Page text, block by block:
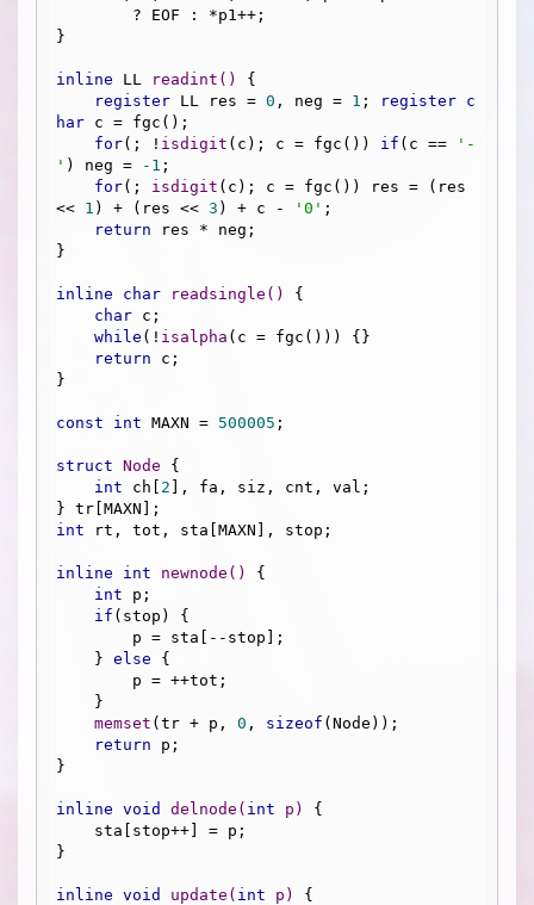
}
inline LL readint ()
{
register LL res = 0 , neg = 1 ; register c
har c = fgc();
for(; ! isdigit (c); c = fgc()) if (c ==
'-
' ) neg = -1 ;
for(; isdigit (c); c = fgc()) res = (res
<< 1 ) + (res << 3 ) + c - '0' ;
return res * neg;
}
inline char readsingle ()
{
char c;
while (! isalpha (c = fgc())) {}
return c;
}
const int MAXN = 500005 ;
struct Node {
int ch[ 2 ], fa, siz, cnt, val;
int rt, tot, sta[MAXN], stop;
inline int newnode ()
{
int p;
if (stop) {
    }
else {
memset (tr + p, 0 , sizeof (Node));
return p;
}
inline void delnode ( int p)
{
}
inline void update ( int p)
{